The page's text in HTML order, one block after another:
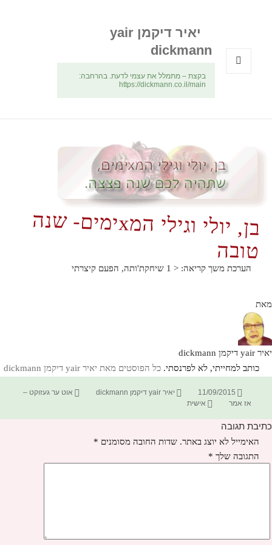
יאיר דיקמן yair
dickmann
בקצת – מתמלל את עצמי לדעת. בהרחבה:
https://dickmann.co.il/main
בן, יולי וגילי המxימים- שנה
טובה
הערכת משך קריאה: < 1 שיחקת'ותה, הפעם קיצרתי
מאת
יאיר yair דיקמן dickmann
כותב למחייתי, לא לפרנסתי. כל הפוסטים מאת יאיר yair דיקמן dickmann‏
פורסם
בתאריך
11/09/2015 מחבר
יאיר yair דיקמן dickmann קטגוריות
אוט ער געזוקט –
אז אמר
תגיות
אישית
כתיבת תגובה
האימייל לא יוצג באתר. שדות החובה מסומנים *
התגובה שלך *